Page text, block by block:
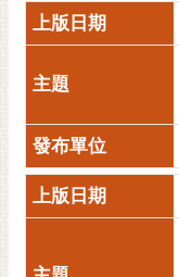
光
泉
桐
花
祭